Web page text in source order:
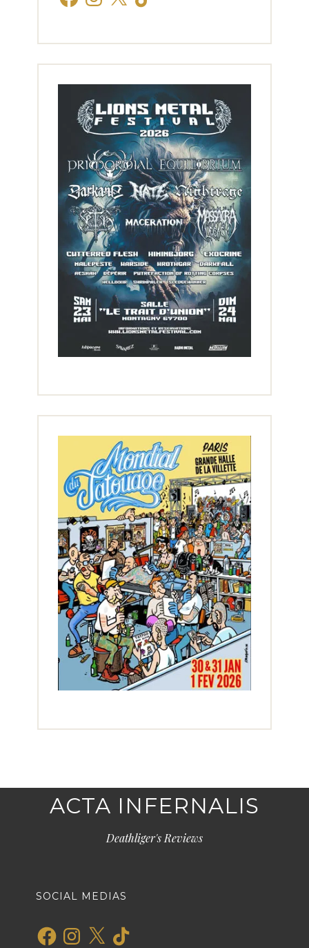
ACTA INFERNALIS
Deathliger's Reviews
SOCIAL MEDIAS
FacebookInstagram
X TikTok